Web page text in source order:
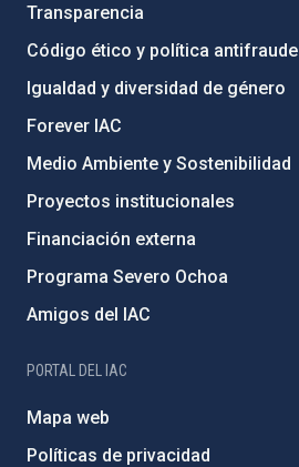
Transparencia
Código ético y política antifraude
Igualdad y diversidad de género
Forever IAC
Medio Ambiente y Sostenibilidad
Proyectos institucionales
Financiación externa
Programa Severo Ochoa
Amigos del IAC
PORTAL DEL IAC
Mapa web
Políticas de privacidad